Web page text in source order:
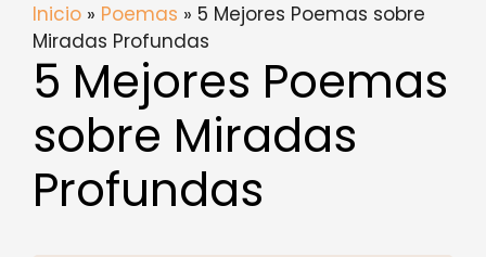
Inicio » Poemas » 5 Mejores Poemas sobre
Miradas Profundas
5 Mejores Poemas
sobre Miradas
Profundas